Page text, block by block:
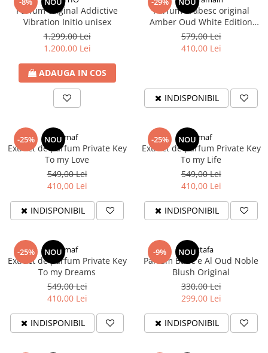
Parfum original Addictive
Vibration Initio unisex
1.299,00 Lei
1.200,00 Lei
ADAUGA IN COS
Parfum arăbesc original
Amber Oud White Edition
unisex
579,00 Lei
410,00 Lei
INDISPONIBIL
-25% NOUArmaf
Extract de parfum Private Key
To my Love
549,00 Lei
410,00 Lei
INDISPONIBIL
-25% NOUArmaf
Extract de parfum Private Key
To my Life
549,00 Lei
410,00 Lei
INDISPONIBIL
-25% NOUArmaf
Extract de parfum Private Key
To my Dreams
549,00 Lei
410,00 Lei
INDISPONIBIL
-9% NOULattafa
Parfum Bade'e Al Oud Noble
Blush Original
330,00 Lei
299,00 Lei
INDISPONIBIL